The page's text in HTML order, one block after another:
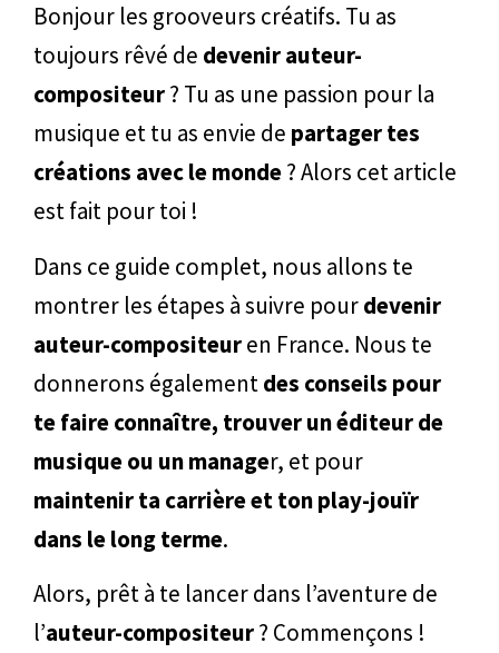
Bonjour les grooveurs créatifs. Tu as
toujours rêvé de devenir auteur-
compositeur? Tu as une passion pour la
musique et tu as envie de partager tes
créations avec le monde? Alors cet article
est fait pour toi !
Dans ce guide complet, nous allons te
montrer les étapes à suivre pourdevenir
auteur-compositeuren France. Nous te
donnerons égalementdes conseils pour
te faire connaître, trouver un éditeur de
musique ou un manager, et pour
maintenir ta carrière et ton play-jouïr
dans le long terme.
Alors, prêt à te lancer dans l’aventure de
l’auteur-compositeur? Commençons !